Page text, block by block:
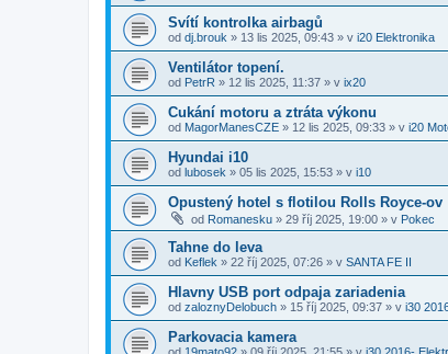
Svítí kontrolka airbagů
od dj.brouk » 13 lis 2025, 09:43 » v i20 Elektronika
Ventilátor topení.
od PetrR » 12 lis 2025, 11:37 » v ix20
Cukání motoru a ztráta výkonu
od MagorManesCZE » 12 lis 2025, 09:33 » v i20
Hyundai i10
od lubosek » 05 lis 2025, 15:53 » v i10
Opustený hotel s flotilou Rolls Royce-ov
od Romanesku » 29 říj 2025, 19:00 » v Pokec
Tahne do leva
od Keflek » 22 říj 2025, 07:26 » v SANTA FE II
Hlavny USB port odpaja zariadenia
od zaloznyDelobuch » 15 říj 2025, 09:37 » v i30
Parkovacia kamera